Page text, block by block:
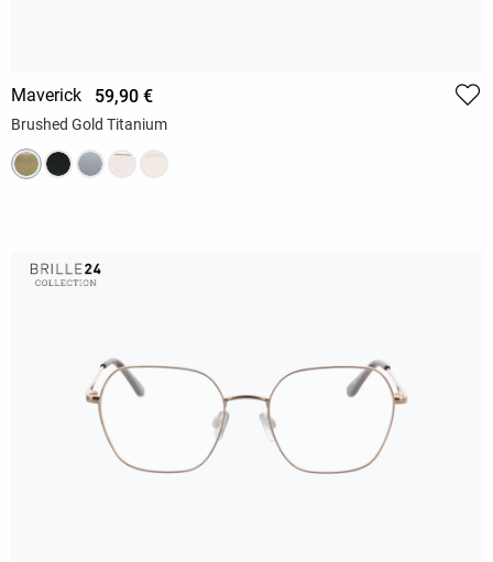
Maverick 59,90 €
Brushed Gold Titanium